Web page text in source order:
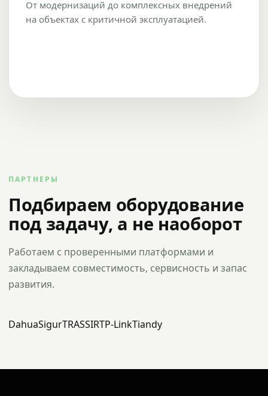
От модернизаций до комплексных внедрений
на объектах с критичной эксплуатацией.
ПАРТНЕРЫ
Подбираем оборудование
под задачу, а не наоборот
Работаем с проверенными платформами и
закладываем совместимость, сервисность и запас
развития.
DahuaSigurTRASSIRTP-LinkTiandy